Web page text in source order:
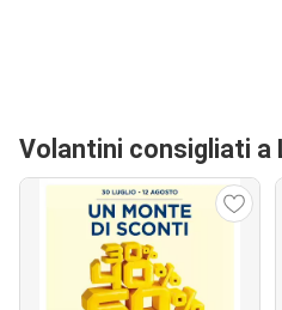
Volantini consigliati a